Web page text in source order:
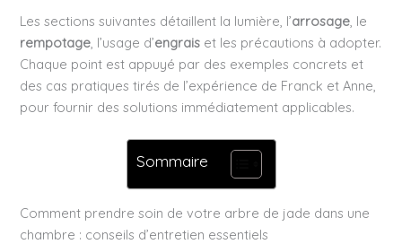
Les sections suivantes détaillent la lumière, l’arrosage , le
rempotage , l’usage d’engrais et les précautions à adopter.
Chaque point est appuyé par des exemples concrets et
des cas pratiques tirés de l’expérience de Franck et Anne,
pour fournir des solutions immédiatement applicables.
Sommaire
Comment prendre soin de votre arbre de jade dans une
chambre : conseils d’entretien essentiels